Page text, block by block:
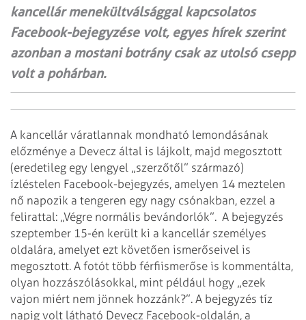
kancellár menekültválsággal kapcsolatos
Facebook-bejegyzése volt, egyes hírek szerint
azonban a mostani botrány csak az utolsó csepp
volt a pohárban.
A kancellár váratlannak mondható lemondásának
előzménye a Devecz által is lájkolt, majd megosztott
(eredetileg egy lengyel „szerzőtől” származó)
ízléstelen Facebook-bejegyzés, amelyen 14 meztelen
nő napozik a tengeren egy nagy csónakban, ezzel a
felirattal: „Végre normális bevándorlók”. A bejegyzés
szeptember 15-én került ki a kancellár személyes
oldalára, amelyet ezt követően ismerőseivel is
megosztott. A fotót több férfiismerőse is kommentálta,
olyan hozzászólásokkal, mint például hogy „ezek
vajon miért nem jönnek hozzánk?”. A bejegyzés tíz
napig volt látható Devecz Facebook-oldalán, a